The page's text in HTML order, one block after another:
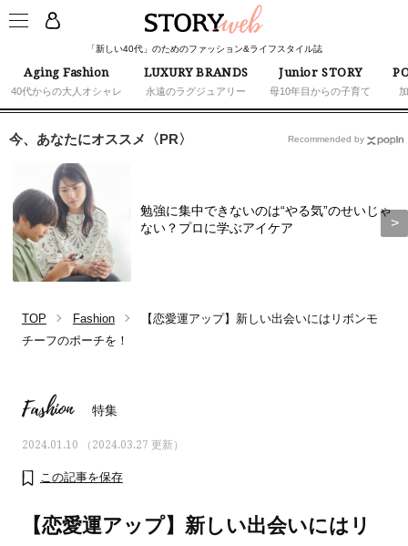
「新しい40代」のためのファッション&ライフスタイル誌
Aging Fashion
40代からの大人オシャレ
LUXURY BRANDS
永遠のラグジュアリー
Junior STORY
母10年目からの子育て
今、あなたにオススメ〈PR〉
勉強に集中できないのは“やる気”のせいじゃ
ない？プロに学ぶアイケア
Recommended by
TOP Fashion
【恋愛運アップ】新しい出会いにはリボンモ
チーフのポーチを！
Fashion 特集
2024.01.10 （2024.03.27 更新）
この記事を保存
【恋愛運アップ】新しい出会いにはリ